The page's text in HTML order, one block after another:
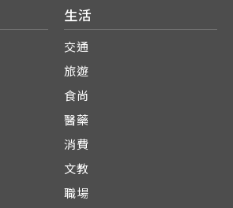
生活
交通
旅遊
食尚
醫藥
消費
文教
職場